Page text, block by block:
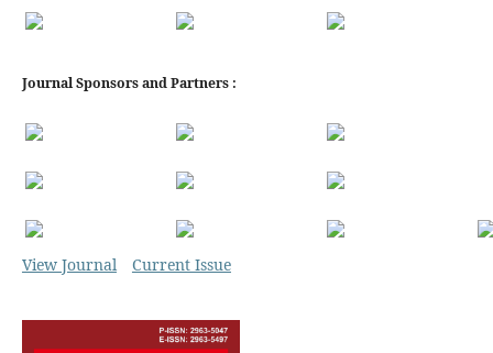
Journal Sponsors and Partners :
View Journal Current Issue